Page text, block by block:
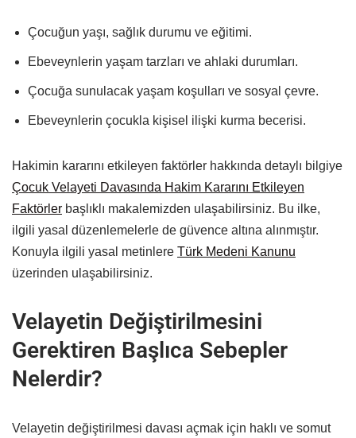
Çocuğun yaşı, sağlık durumu ve eğitimi.
Ebeveynlerin yaşam tarzları ve ahlaki durumları.
Çocuğa sunulacak yaşam koşulları ve sosyal çevre.
Ebeveynlerin çocukla kişisel ilişki kurma becerisi.
Hakimin kararını etkileyen faktörler hakkında detaylı bilgiye
Çocuk Velayeti Davasında Hakim Kararını Etkileyen
Faktörler başlıklı makalemizden ulaşabilirsiniz. Bu ilke,
ilgili yasal düzenlemelerle de güvence altına alınmıştır.
Konuyla ilgili yasal metinlere Türk Medeni Kanunu
üzerinden ulaşabilirsiniz.
Velayetin Değiştirilmesini
Gerektiren Başlıca Sebepler
Nelerdir?
Velayetin değiştirilmesi davası açmak için haklı ve somut